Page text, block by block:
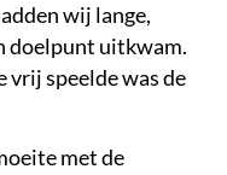
wij lange,
doelpunt uitkwam.
vrij speelde was de
met de